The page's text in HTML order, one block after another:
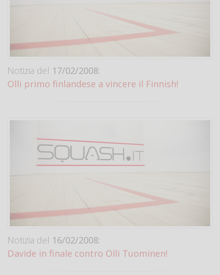
Notizia del 17/02/2008:
Olli primo finlandese a vincere il Finnish!
Notizia del 16/02/2008:
Davide in finale contro Olli Tuominen!